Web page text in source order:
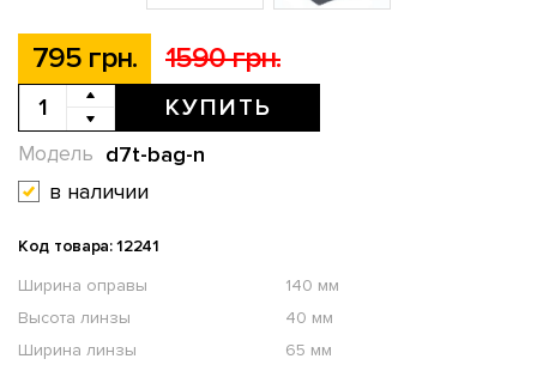
795 грн. 1590 грн.
КУПИТЬ
d7t-bag-n
Модель
в наличии
Код товара: 12241
Ширина оправы
140 мм
Высота линзы
40 мм
Ширина линзы
65 мм